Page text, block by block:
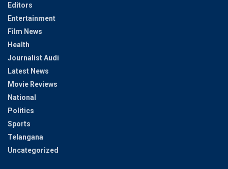
Editors
Entertainment
Film News
Health
Journalist Audi
Latest News
Movie Reviews
National
Politics
Sports
Telangana
Uncategorized